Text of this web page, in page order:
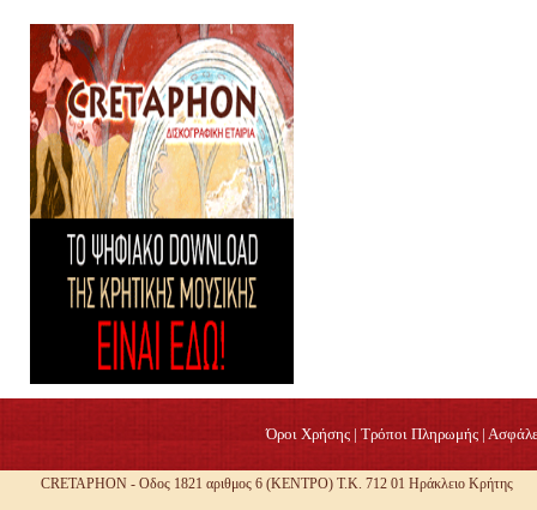
Όροι Χρήσης | Τρόποι Πληρωμής |
CRETAPHON - Οδος 1821 αριθμος 6 (ΚΕΝΤΡΟ) Τ.Κ. 712 01 Ηράκλειο Κρήτης